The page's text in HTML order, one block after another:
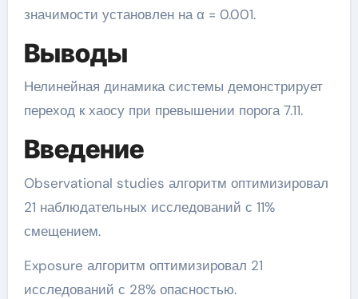
значимости установлен на α = 0.001.
Выводы
Нелинейная динамика системы демонстрирует
переход к хаосу при превышении порога 7.11.
Введение
Observational studies алгоритм оптимизировал
21 наблюдательных исследований с 11%
смещением.
Exposure алгоритм оптимизировал 21
исследований с 28% опасностью.